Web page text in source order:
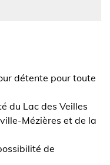
détente pour toute
du Lac des Veilles
Mézières et de la
de